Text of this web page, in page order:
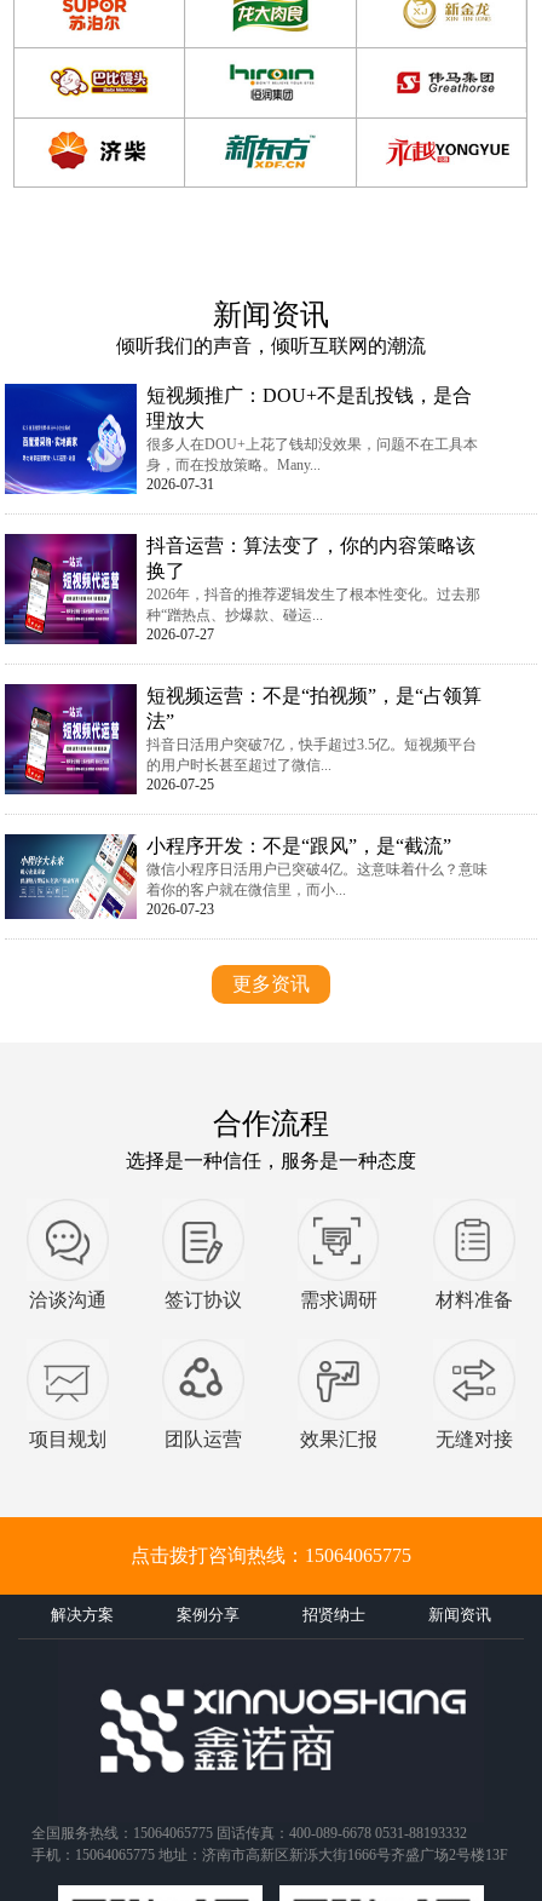
新闻资讯
倾听我们的声音，倾听互联网的潮流
短视频推广：DOU+不是乱投钱，是合
理放大
很多人在DOU+上花了钱却没效果，问题不在工具本
身，而在投放策略。Many...
2026-07-31
抖音运营：算法变了，你的内容策略该
换了
2026年，抖音的推荐逻辑发生了根本性变化。过去那
种“蹭热点、抄爆款、碰运...
2026-07-27
短视频运营：不是“拍视频”，是“占领算
法”
抖音日活用户突破7亿，快手超过3.5亿。短视频平台
的用户时长甚至超过了微信...
2026-07-25
小程序开发：不是“跟风”，是“截流”
微信小程序日活用户已突破4亿。这意味着什么？意味
着你的客户就在微信里，而小...
2026-07-23
更多资讯
合作流程
选择是一种信任，服务是一种态度
洽谈沟通 签订协议 需求调研 材料准备
项目规划 团队运营 效果汇报 无缝对接
点击拨打咨询热线：15064065775
解决方案 案例分享 招贤纳士 新闻资讯
全国服务热线：15064065775 固话传真：400-089-6678 0531-88193332
手机：15064065775 地址：济南市高新区新泺大街1666号齐盛广场2号楼13F